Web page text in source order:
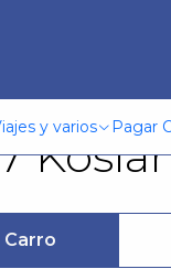
y varios Pagar